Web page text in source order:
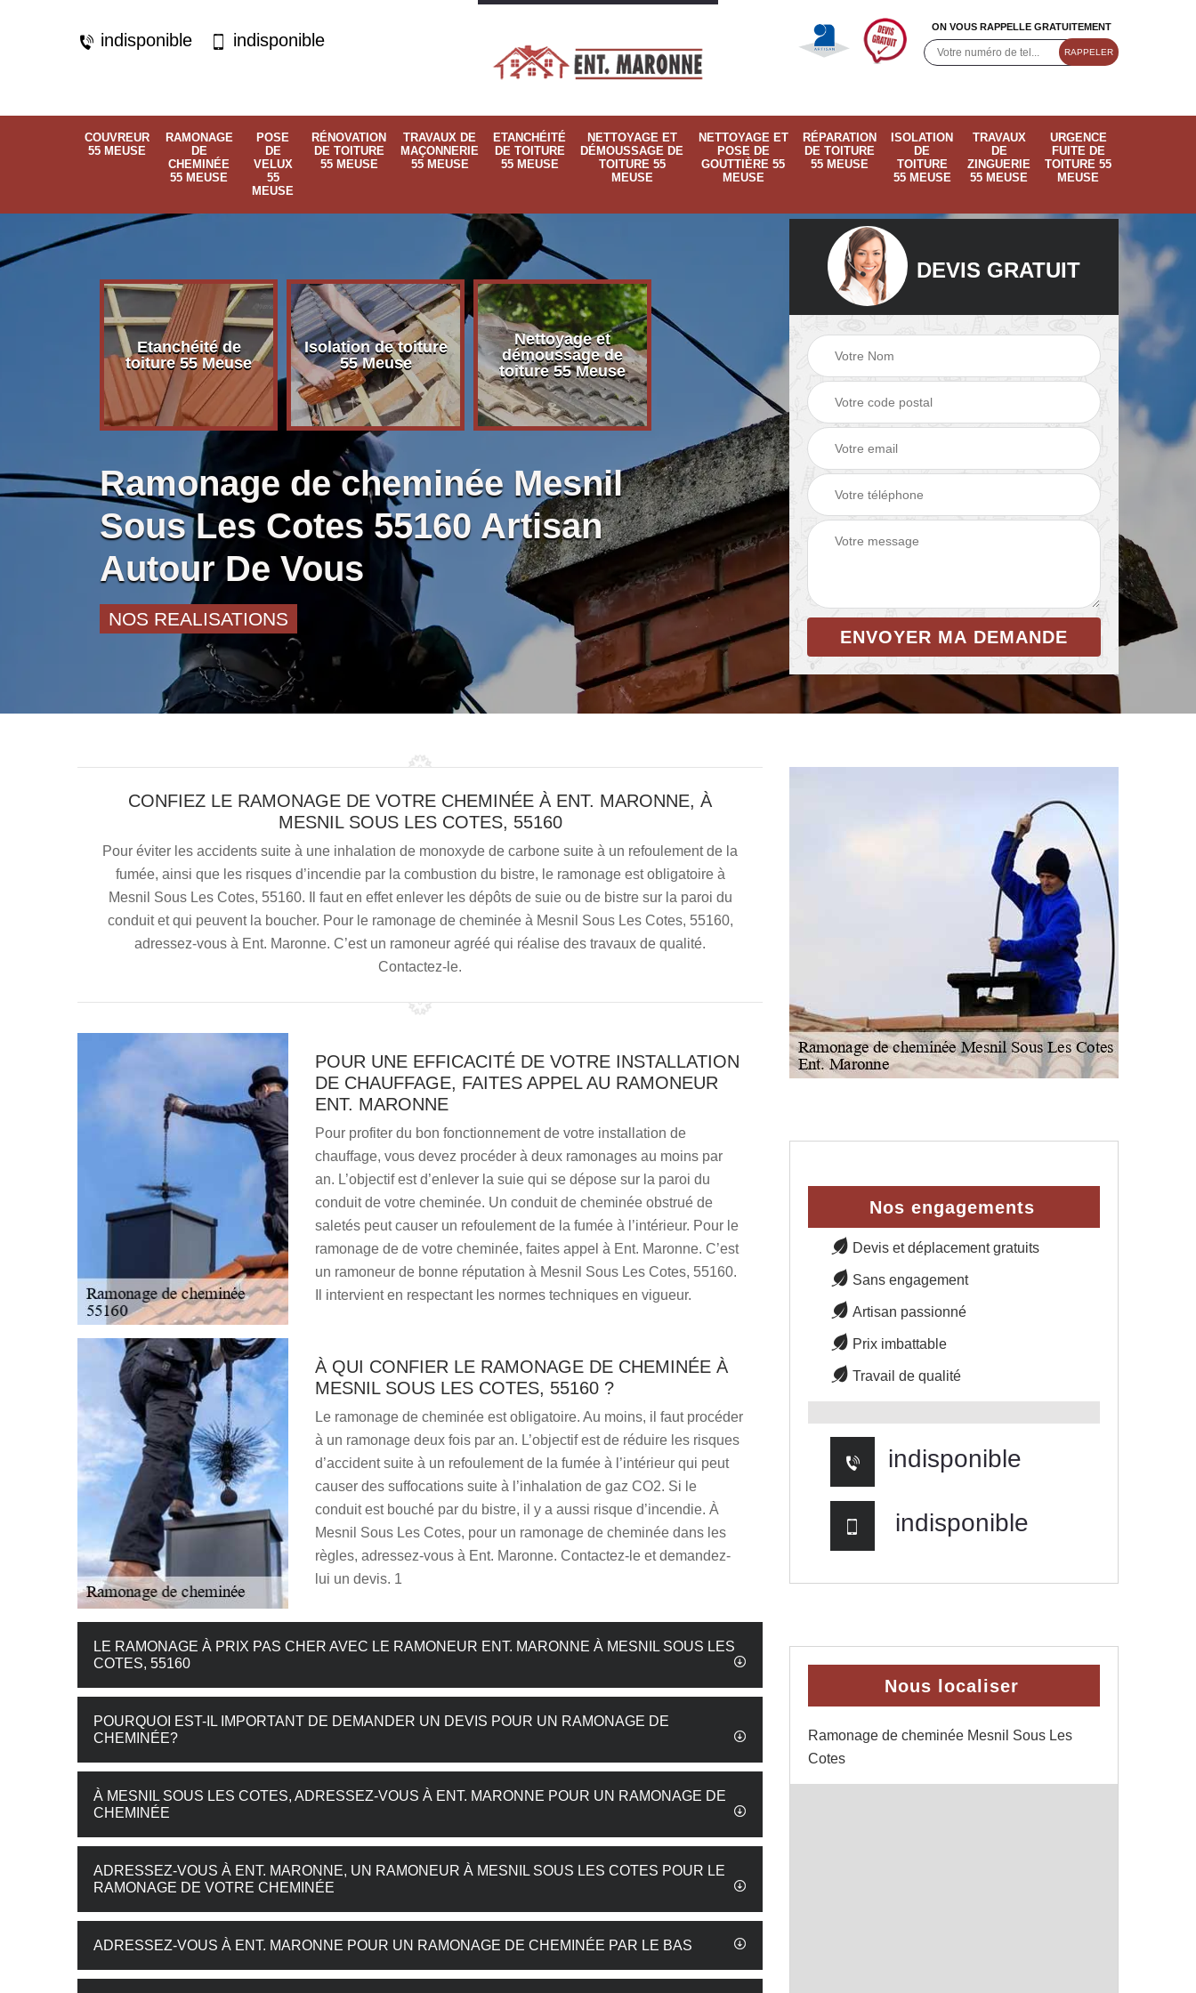
indisponible indisponible
ON VOUS RAPPELLE GRATUITEMENT
COUVREUR
55 MEUSE
RAMONAGE
DE
CHEMINÉE
55 MEUSE
POSE
DE
VELUX
55
MEUSE
RÉNOVATION
DE TOITURE
55 MEUSE
TRAVAUX DE
MAÇONNERIE
55 MEUSE
ETANCHÉITÉ
DE TOITURE
55 MEUSE
NETTOYAGE ET
DÉMOUSSAGE DE
TOITURE 55
MEUSE
NETTOYAGE ET
POSE DE
GOUTTIÈRE 55
MEUSE
RÉPARATION
DE TOITURE
55 MEUSE
ISOLATION
DE
TOITURE
55 MEUSE
TRAVAUX
DE
ZINGUERIE
55 MEUSE
URGENCE
FUITE DE
TOITURE 55
MEUSE
Etanchéité de
toiture 55 Meuse
Isolation de toiture
55 Meuse
Nettoyage et
démoussage de
toiture 55 Meuse
Nettoyage et pose
de gouttière 55
Meuse
Ramonage de
cheminée 55
Ramonage de cheminée Mesnil
Sous Les Cotes 55160 Artisan
Autour De Vous
NOS REALISATIONS
DEVIS GRATUIT
CONFIEZ LE RAMONAGE DE VOTRE CHEMINÉE À ENT. MARONNE, À
MESNIL SOUS LES COTES, 55160
Pour éviter les accidents suite à une inhalation de monoxyde de carbone suite à un refoulement de la
fumée, ainsi que les risques d’incendie par la combustion du bistre, le ramonage est obligatoire à
Mesnil Sous Les Cotes, 55160. Il faut en effet enlever les dépôts de suie ou de bistre sur la paroi du
conduit et qui peuvent la boucher. Pour le ramonage de cheminée à Mesnil Sous Les Cotes, 55160,
adressez-vous à Ent. Maronne. C’est un ramoneur agréé qui réalise des travaux de qualité.
Contactez-le.
POUR UNE EFFICACITÉ DE VOTRE INSTALLATION
DE CHAUFFAGE, FAITES APPEL AU RAMONEUR
ENT. MARONNE
Pour profiter du bon fonctionnement de votre installation de
chauffage, vous devez procéder à deux ramonages au moins par
an. L’objectif est d’enlever la suie qui se dépose sur la paroi du
conduit de votre cheminée. Un conduit de cheminée obstrué de
saletés peut causer un refoulement de la fumée à l’intérieur. Pour le
ramonage de de votre cheminée, faites appel à Ent. Maronne. C’est
un ramoneur de bonne réputation à Mesnil Sous Les Cotes, 55160.
Il intervient en respectant les normes techniques en vigueur.
À QUI CONFIER LE RAMONAGE DE CHEMINÉE À
MESNIL SOUS LES COTES, 55160 ?
Le ramonage de cheminée est obligatoire. Au moins, il faut procéder
à un ramonage deux fois par an. L’objectif est de réduire les risques
d’accident suite à un refoulement de la fumée à l’intérieur qui peut
causer des suffocations suite à l’inhalation de gaz CO2. Si le
conduit est bouché par du bistre, il y a aussi risque d’incendie. À
Mesnil Sous Les Cotes, pour un ramonage de cheminée dans les
règles, adressez-vous à Ent. Maronne. Contactez-le et demandez-
lui un devis. 1
LE RAMONAGE À PRIX PAS CHER AVEC LE RAMONEUR ENT. MARONNE À MESNIL SOUS LES
COTES, 55160
POURQUOI EST-IL IMPORTANT DE DEMANDER UN DEVIS POUR UN RAMONAGE DE
CHEMINÉE?
À MESNIL SOUS LES COTES, ADRESSEZ-VOUS À ENT. MARONNE POUR UN RAMONAGE DE
CHEMINÉE
ADRESSEZ-VOUS À ENT. MARONNE, UN RAMONEUR À MESNIL SOUS LES COTES POUR LE
RAMONAGE DE VOTRE CHEMINÉE
ADRESSEZ-VOUS À ENT. MARONNE POUR UN RAMONAGE DE CHEMINÉE PAR LE BAS
Nos engagements
Devis et déplacement gratuits
Sans engagement
Artisan passionné
Prix imbattable
Travail de qualité
indisponible
indisponible
Nous localiser
Ramonage de cheminée Mesnil Sous Les
Cotes